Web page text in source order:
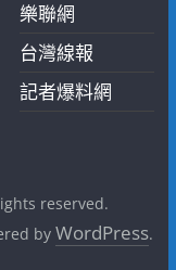
樂聯網
台灣線報
記者爆料網
reserved.
byWordPress.